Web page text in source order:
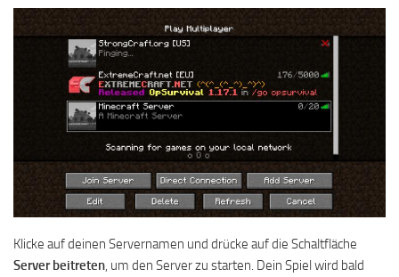
Klicke auf deinen Servernamen und drücke auf die Schaltfläche
Server beitreten , um den Server zu starten. Dein Spiel wird bald